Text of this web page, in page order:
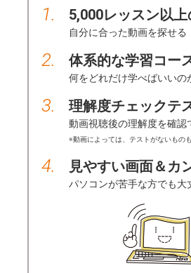
1. 5,000レッスン以
自分に合った動画を探せる
2. 体系的な学習コー
何をどれだけ学べばいいの
3. 理解度チェックテ
動画視聴後の理解度を確認
※動画によっては、テストがないもの
4. 見やすい画面＆カ
パソコンが苦手な方でも大